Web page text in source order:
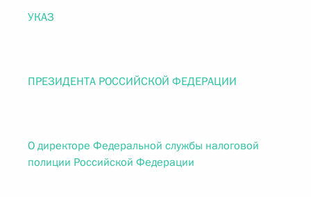
УКАЗ
ПРЕЗИДЕНТА РОССИЙСКОЙ ФЕДЕРАЦИИ
О директоре Федеральной службы налоговой
полиции Российской Федерации